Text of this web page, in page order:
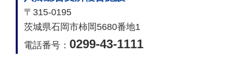
〒315-0195
茨城県石岡市柿岡5680番地1
電話番号： 0299-43-1111